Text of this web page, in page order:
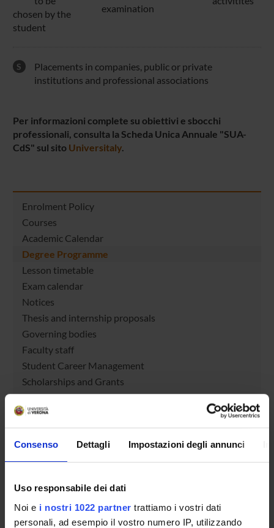
Consenso Dettagli Impostazioni degli annunci
Uso responsabile dei dati
Noi e i nostri 1022 partner trattiamo i vostri dati
personali, ad esempio il vostro numero IP, utilizzando
chosen by the
student
examination
S
Placements in companies, public or private
institutions and professional associations
Per informazioni complete su obiettivi e sbocchi
professionali, consulta la Scheda Unica Annuale "SUA-
CdS" sul sito Universitaly.
Enrolment Policy
Courses
Academic Calendar
Degree Programme
Lesson timetable
Exam calendar
Notices
Thesis and internship proposals
Governing bodies
Faculty staff
Student Career Management
Scholarships and Grants
Documents
COURSES
PHD PROGRAMMES AND POSTGRADUATE